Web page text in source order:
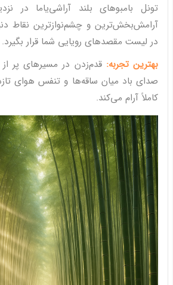
تونل بامبوهای بلند آراشی‌یاما در
آرامش‌بخش‌ترین و چشم‌نوازترین نقاط
در لیست مقصدهای رویایی شما قرار بگیرد.
بهترین تجربه: قدم‌زدن در مسیرهای پر
صدای باد میان ساقه‌ها و تنفس هوای
کاملاً آرام می‌کند.